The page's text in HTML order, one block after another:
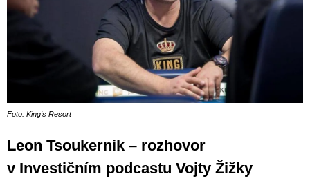
Foto: King's Resort
Leon Tsoukernik – rozhovor
v Investičním podcastu Vojty Žižky